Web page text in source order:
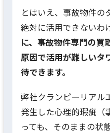
とはいえ、事故物件の
絶対に活用できないわ
に、事故物件専門の買
原因で活用が難しいタ
待できます。
弊社クランピーリアル
発生した心理的瑕疵（
っても、そのままの状